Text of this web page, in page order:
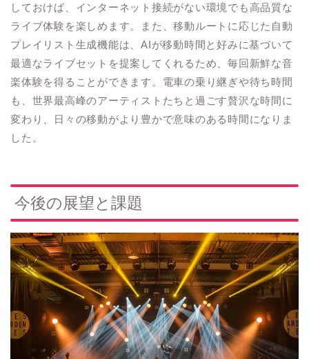
しておけば、インターネット接続がない環境でも高品質な
ライブ体験を楽しめます。また、移動ルートに応じた自動
プレイリスト生成機能は、AIが移動時間と好みに基づいて
最適なライブセットを提案してくれるため、毎回新鮮な音
楽体験を得ることができます。電車の乗り継ぎや待ち時間
も、世界最高峰のアーティストたちと過ごす贅沢な時間に
変わり、日々の移動がより豊かで意味のある時間になりま
した。
今後の展望と課題